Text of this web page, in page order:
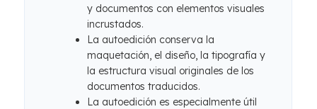
y documentos con elementos visuales
incrustados.
La autoedición conserva la
maquetación, el diseño, la tipografía y
la estructura visual originales de los
documentos traducidos.
La autoedición es especialmente útil